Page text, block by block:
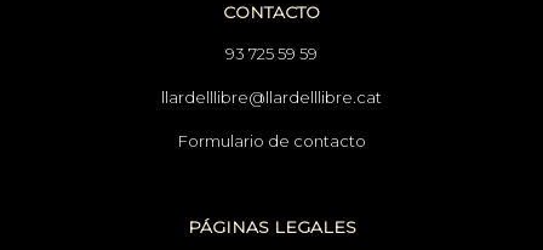
CONTACTO
93 725 59 59
llardelllibre@llardelllibre.cat
Formulario de contacto
PÁGINAS LEGALES